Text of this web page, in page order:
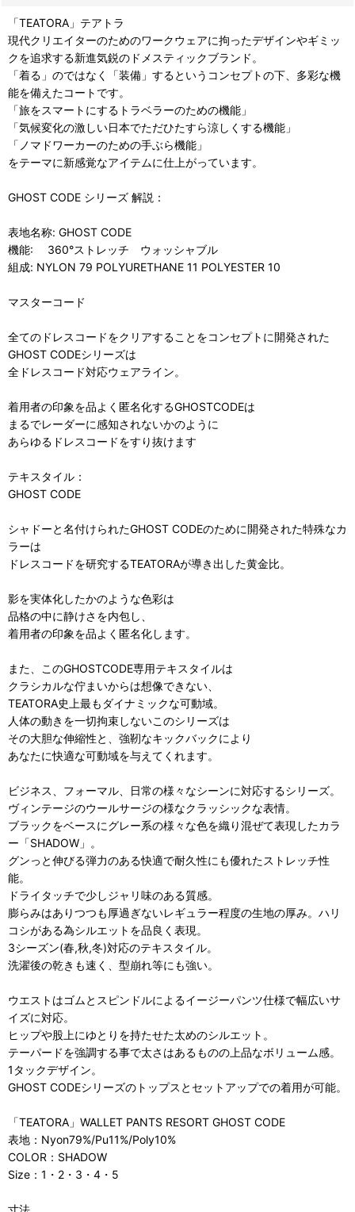
「TEATORA」テアトラ
現代クリエイターのためのワークウェアに拘ったデザインやギミッ
クを追求する新進気鋭のドメスティックブランド。
「着る」のではなく「装備」するというコンセプトの下、多彩な機
能を備えたコートです。
「旅をスマートにするトラベラーのための機能」
「気候変化の激しい日本でただひたすら涼しくする機能」
「ノマドワーカーのための手ぶら機能」
をテーマに新感覚なアイテムに仕上がっています。
GHOST CODE シリーズ 解説：
表地名称: GHOST CODE
機能: 360°ストレッチ ウォッシャブル
組成: NYLON 79 POLYURETHANE 11 POLYESTER 10
マスターコード
全てのドレスコードをクリアすることをコンセプトに開発された
GHOST CODEシリーズは
全ドレスコード対応ウェアライン。
着用者の印象を品よく匿名化するGHOSTCODEは
まるでレーダーに感知されないかのように
あらゆるドレスコードをすり抜けます
テキスタイル：
GHOST CODE
シャドーと名付けられたGHOST CODEのために開発された特殊なカ
ラーは
ドレスコードを研究するTEATORAが導き出した黄金比。
影を実体化したかのような色彩は
品格の中に静けさを内包し、
着用者の印象を品よく匿名化します。
また、このGHOSTCODE専用テキスタイルは
クラシカルな佇まいからは想像できない、
TEATORA史上最もダイナミックな可動域。
人体の動きを一切拘束しないこのシリーズは
その大胆な伸縮性と、強靭なキックバックにより
あなたに快適な可動域を与えてくれます。
ビジネス、フォーマル、日常の様々なシーンに対応するシリーズ。
ヴィンテージのウールサージの様なクラッシックな表情。
ブラックをベースにグレー系の様々な色を織り混ぜて表現したカラ
ー「SHADOW」。
グンっと伸びる弾力のある快適で耐久性にも優れたストレッチ性
能。
ドライタッチで少しジャリ味のある質感。
膨らみはありつつも厚過ぎないレギュラー程度の生地の厚み。ハリ
コシがある為シルエットを品良く表現。
3シーズン(春,秋,冬)対応のテキスタイル。
洗濯後の乾きも速く、型崩れ等にも強い。
ウエストはゴムとスピンドルによるイージーパンツ仕様で幅広いサ
イズに対応。
ヒップや股上にゆとりを持たせた太めのシルエット。
テーパードを強調する事で太さはあるものの上品なボリューム感。
1タックデザイン。
GHOST CODEシリーズのトップスとセットアップでの着用が可能。
「TEATORA」WALLET PANTS RESORT GHOST CODE
表地：Nyon79%/Pu11%/Poly10%
COLOR：SHADOW
Size：1・2・3・4・5
寸法